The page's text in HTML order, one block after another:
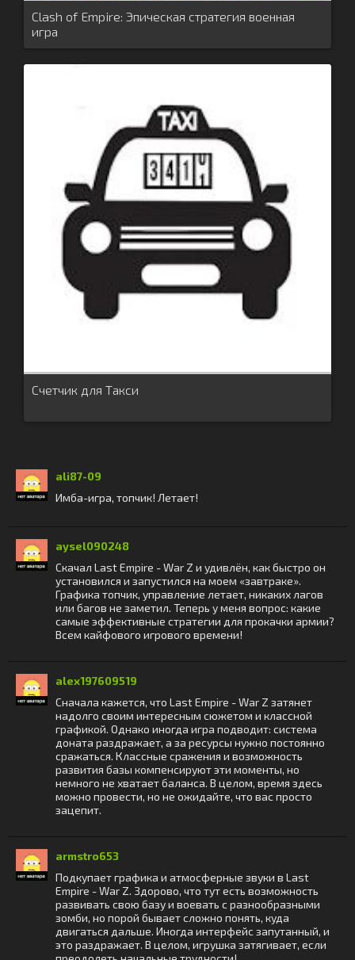
Clash of Empire: Эпическая стратегия военная
игра
Счетчик для Такси
ali87-09
Имба-игра, топчик! Летает!
aysel090248
Скачал Last Empire - War Z и удивлён, как быстро он
установился и запустился на моем «завтраке».
Графика топчик, управление летает, никаких лагов
или багов не заметил. Теперь у меня вопрос: какие
самые эффективные стратегии для прокачки армии?
Всем кайфового игрового времени!
alex197609519
Сначала кажется, что Last Empire - War Z затянет
надолго своим интересным сюжетом и классной
графикой. Однако иногда игра подводит: система
доната раздражает, а за ресурсы нужно постоянно
сражаться. Классные сражения и возможность
развития базы компенсируют эти моменты, но
немного не хватает баланса. В целом, время здесь
можно провести, но не ожидайте, что вас просто
зацепит.
armstro653
Подкупает графика и атмосферные звуки в Last
Empire - War Z. Здорово, что тут есть возможность
развивать свою базу и воевать с разнообразными
зомби, но порой бывает сложно понять, куда
двигаться дальше. Иногда интерфейс запутанный, и
это раздражает. В целом, игрушка затягивает, если